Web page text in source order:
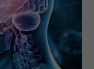
nivelul